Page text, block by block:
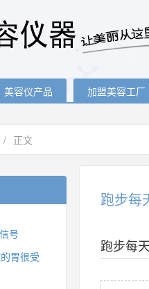
美容仪产品 加盟美容工厂
/ 正文
跑步每
跑步每
号
胃很受